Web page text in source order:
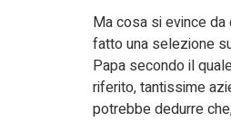
Ma cosa si evince
fatto una selezione
Papa secondo il
riferito, tantissime
potrebbe dedurre